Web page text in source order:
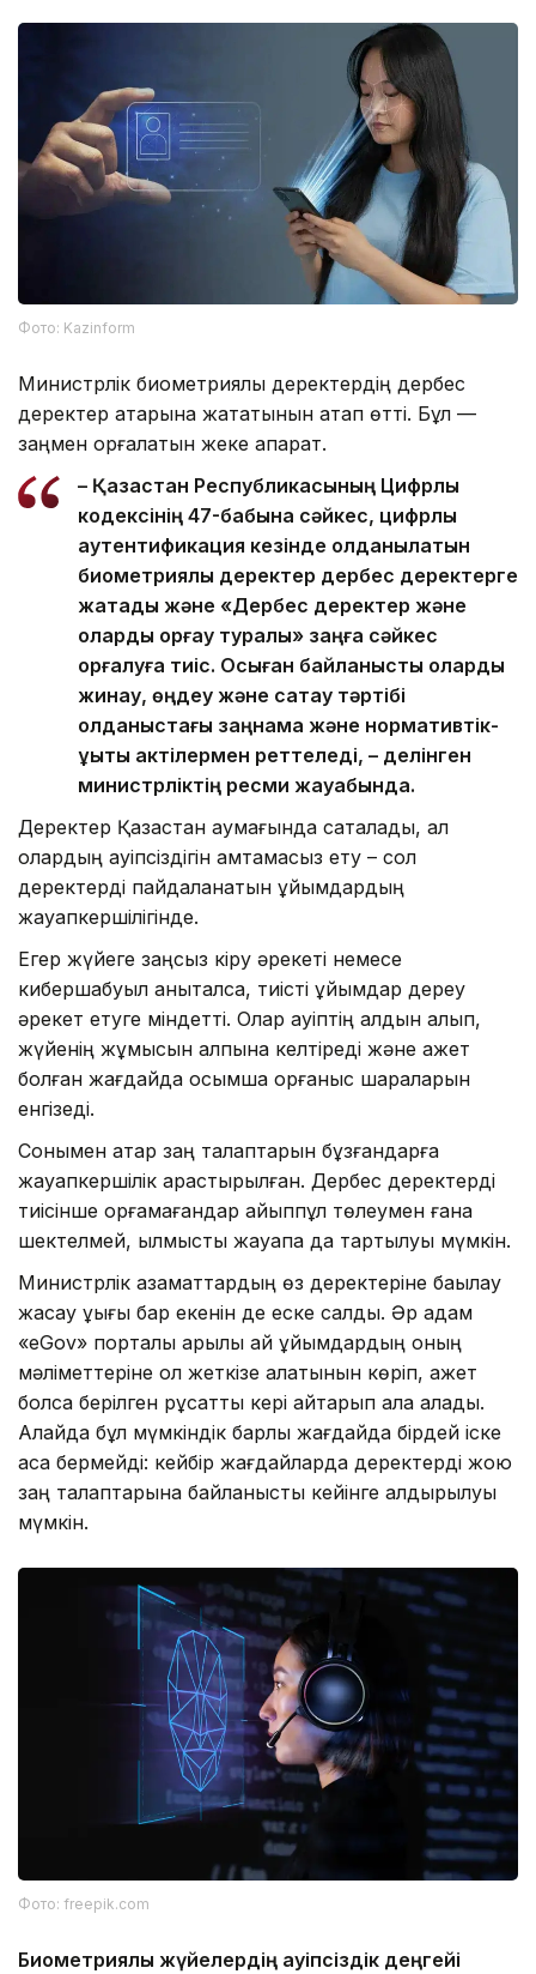
Фото: Kazinform
Министрлік биометриялық деректердің дербес
деректер қатарына жататынын атап өтті. Бұл —
заңмен қорғалатын жеке ақпарат.
– Қазақстан Республикасының Цифрлық
кодексінің 47-бабына сәйкес, цифрлық
аутентификация кезінде қолданылатын
биометриялық деректер дербес деректерге
жатады және «Дербес деректер және
оларды қорғау туралы» заңға сәйкес
қорғалуға тиіс. Осыған байланысты оларды
жинау, өңдеу және сақтау тәртібі
қолданыстағы заңнама және нормативтік-
құқықтық актілермен реттеледі, – делінген
министрліктің ресми жауабында.
Деректер Қазақстан аумағында сақталады, ал
олардың қауіпсіздігін қамтамасыз ету – сол
деректерді пайдаланатын ұйымдардың
жауапкершілігінде.
Егер жүйеге заңсыз кіру әрекеті немесе
кибершабуыл анықталса, тиісті ұйымдар дереу
әрекет етуге міндетті. Олар қауіптің алдын алып,
жүйенің жұмысын қалпына келтіреді және қажет
болған жағдайда қосымша қорғаныс шараларын
енгізеді.
Сонымен қатар заң талаптарын бұзғандарға
жауапкершілік қарастырылған. Дербес деректерді
тиісінше қорғамағандар айыппұл төлеумен ғана
шектелмей, қылмыстық жауапқа да тартылуы мүмкін.
Министрлік азаматтардың өз деректеріне бақылау
жасау құқығы бар екенін де еске салды. Әр адам
«eGov» порталы арқылы қай ұйымдардың оның
мәліметтеріне қол жеткізе алатынын көріп, қажет
болса берілген рұқсатты кері қайтарып ала алады.
Алайда бұл мүмкіндік барлық жағдайда бірдей іске
аса бермейді: кейбір жағдайларда деректерді жою
заң талаптарына байланысты кейінге қалдырылуы
мүмкін.
Фото: freepik.com
Биометриялық жүйелердің қауіпсіздік деңгейі